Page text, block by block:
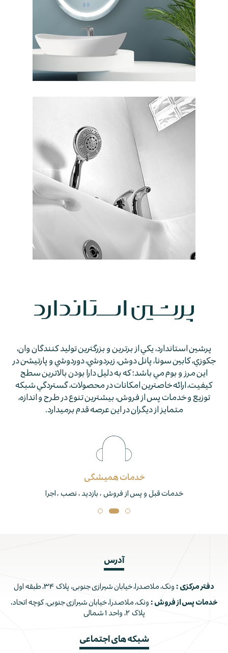
پرشين استاندارد، يكي از برترين و بزرگترين توليد كنندگان وان،
جكوزي، كابين سونا، پانل دوش، زيردوشي، دوردوشي و پارتيشن در
اين مرز و بوم مي باشد؛ كه به دليل دارا بودن بالاترين سطح
كيفيت، ارائه خاصترين امكانات در محصولات، گستردگي شبكه
توزيع و خدمات پس از فروش، بيشترين تنوع در طرح و اندازه،
متمايز از ديگران در اين عرصه قدم برمي­دارد.
خدمات همیشگی
خدمات قبل و پس از فروش ، بازدید ، نصب ، اجرا
آدرس
دفتر مرکزی : ونک، ملاصدرا، خیابان شیرازی جنوبی، پلاک ۳۴، طبقه اول
خدمات پس از فروش : ونک، ملاصدرا، خیابان شیرازی جنوبی، کوچه اتحاد،
پلاک ۲، واحد ۱ شمالی
شبکه های اجتماعی